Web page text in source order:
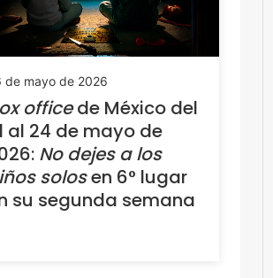
de mayo de 2026
officede México del
al 24 de mayo de
No dejes a los
solosen 6° lugar
su segunda semana